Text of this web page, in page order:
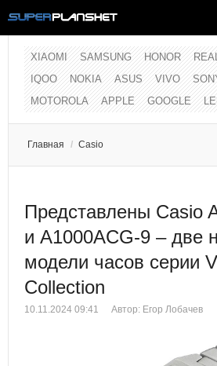
XIAOMI SAMSUNG HONOR
IQOO
NOKIA ASUS VIVO
MOTOROLA
APPLE GOOGLE
Главная / Casio
Представлены Casio
и A1000ACG-9 – две
модели часов серии
Collection
10.11.2024 09:41 Автор: Егор Лобачев